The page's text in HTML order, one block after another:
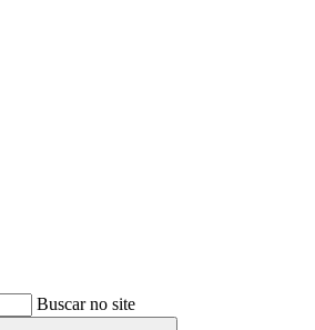
Buscar no site